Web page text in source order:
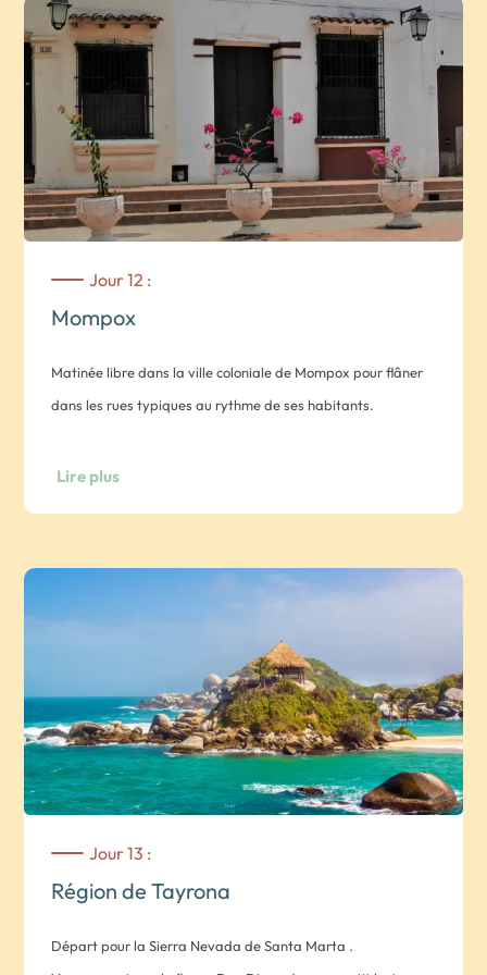
des paysages pittoresques et pourrez observer la faune
(aigrettes, hérons, iguanes, singes…) et la flore abondante
(mangroves).
Nuit dans un hôtel à Mompox.
Jour 12 :
Mompox
Matinée libre dans la ville coloniale de Mompox pour flâner
dans les rues typiques au rythme de ses habitants.
Départ de Mompox pour rejoindre Santa Marta .
Lire plus
Jour 13 :
Région de Tayrona
Départ pour la Sierra Nevada de Santa Marta .